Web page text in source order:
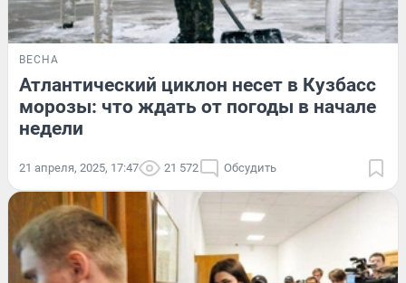
ВЕСНА
Атлантический циклон несет в Кузбасс
морозы: что ждать от погоды в начале
недели
21 апреля, 2025, 17:47 21 572 Обсудить